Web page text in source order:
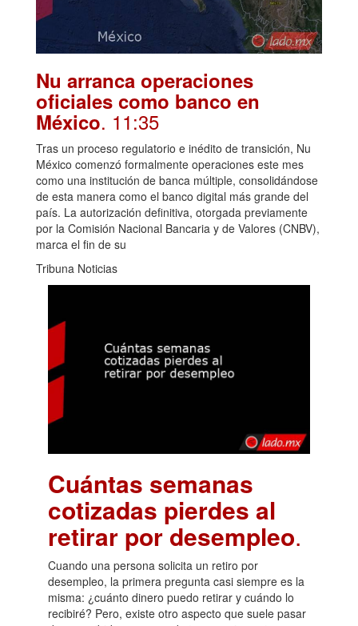
Nu arranca operaciones
oficiales como banco en
México. 11:35
Tras un proceso regulatorio e inédito de transición, Nu
México comenzó formalmente operaciones este mes
como una institución de banca múltiple, consolidándose
de esta manera como el banco digital más grande del
país. La autorización definitiva, otorgada previamente
por la Comisión Nacional Bancaria y de Valores (CNBV),
marca el fin de su
Tribuna Noticias
Cuántas semanas
cotizadas pierdes al
retirar por desempleo.
Cuando una persona solicita un retiro por
desempleo, la primera pregunta casi siempre es la
misma: ¿cuánto dinero puedo retirar y cuándo lo
recibiré? Pero, existe otro aspecto que suele pasar